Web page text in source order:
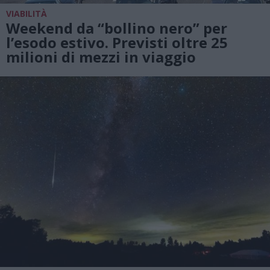
VIABILITÀ
Weekend da “bollino nero” per
l’esodo estivo. Previsti oltre 25
milioni di mezzi in viaggio